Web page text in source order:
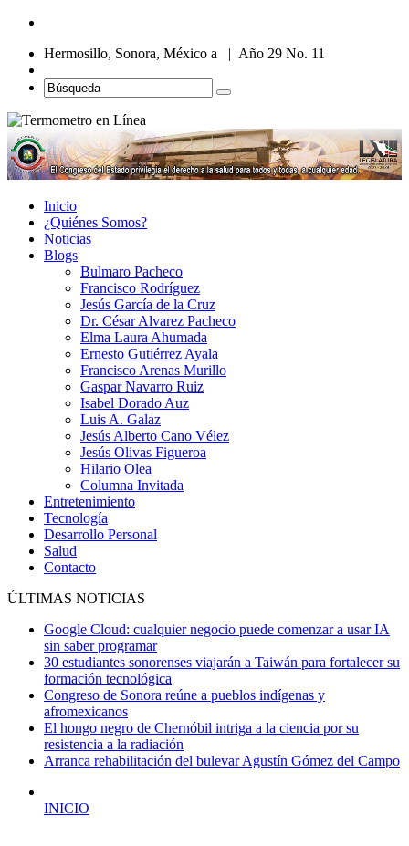
Hermosillo, Sonora, México a | Año 29 No. 11
Inicio
¿Quiénes Somos?
Noticias
Blogs
Bulmaro Pacheco
Francisco Rodríguez
Jesús García de la Cruz
Dr. César Alvarez Pacheco
Elma Laura Ahumada
Ernesto Gutiérrez Ayala
Francisco Arenas Murillo
Gaspar Navarro Ruiz
Isabel Dorado Auz
Luis A. Galaz
Jesús Alberto Cano Vélez
Jesús Olivas Figueroa
Hilario Olea
Columna Invitada
Entretenimiento
Tecnología
Desarrollo Personal
Salud
Contacto
ÚLTIMAS NOTICIAS
Google Cloud: cualquier negocio puede comenzar a usar IA
sin saber programar
30 estudiantes sonorenses viajarán a Taiwán para fortalecer su
formación tecnológica
Congreso de Sonora reúne a pueblos indígenas y
afromexicanos
El hongo negro de Chernóbil intriga a la ciencia por su
resistencia a la radiación
Arranca rehabilitación del bulevar Agustín Gómez del Campo
INICIO